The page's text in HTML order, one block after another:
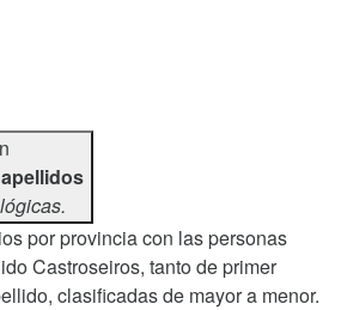
por provincia con las personas
Castroseiros, tanto de primer
clasificadas de mayor a menor.